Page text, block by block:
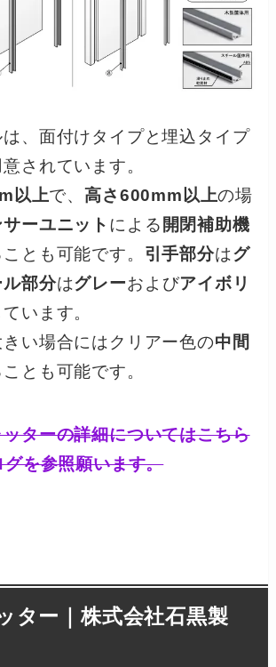
、面付けタイプと埋込タイプ
されています。
以上で、高さ600mm以上の場
ーユニット による 開閉補助機
とも可能です。 引手部分はグ
ル部分はグレーおよびアイボリ
います。
い場合にはクリアー色の中間
とも可能です。
ターの詳細についてはこちら
を参照願います。
ター｜株式会社石黒製